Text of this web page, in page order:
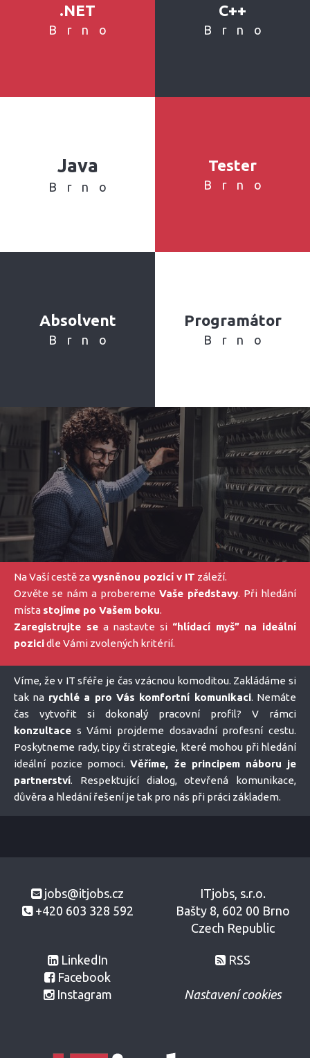
.NET
Brno
C++
Brno
Java
Brno
Tester
Brno
Absolvent
Brno
Programátor
Brno
Na Vaší cestě zavysněnou pozicí v IT záleží.
Ozvěte se nám a probereme Vaše představy. Při hledání
místa stojíme po Vašem boku.
Zaregistrujte sea nastavte si “hlídací myš” na ideální
pozicidle Vámi zvolených kritérií.
Víme, že v IT sféře je čas vzácnou komoditou. Zakládáme si
tak na rychlé a pro Vás komfortní komunikaci. Nemáte
čas vytvořit si dokonalý pracovní profil? V rámci
konzultace s Vámi projdeme dosavadní profesní cestu.
Poskytneme rady, tipy či strategie, které mohou při hledání
ideální pozice pomoci.Věříme, že principem náboru je
partnerství. Respektující dialog, otevřená komunikace,
důvěra a hledání řešení je tak pro nás při práci základem.
jobs@itjobs.cz
+420 603 328 592
LinkedIn
Facebook
Instagram
ITjobs, s.r.o.
Bašty 8, 602 00 Brno
Czech Republic
RSS
Nastavení cookies